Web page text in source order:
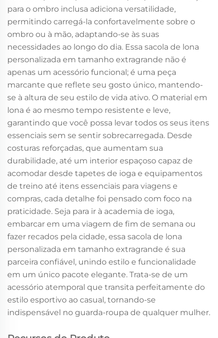
para o ombro inclusa adiciona versatilidade,
permitindo carregá-la confortavelmente sobre o
ombro ou à mão, adaptando-se às suas
necessidades ao longo do dia. Essa sacola de lona
personalizada em tamanho extragrande não é
apenas um acessório funcional; é uma peça
marcante que reflete seu gosto único, mantendo-
se à altura de seu estilo de vida ativo. O material em
lona é ao mesmo tempo resistente e leve,
garantindo que você possa levar todos os seus itens
essenciais sem se sentir sobrecarregada. Desde
costuras reforçadas, que aumentam sua
durabilidade, até um interior espaçoso capaz de
acomodar desde tapetes de ioga e equipamentos
de treino até itens essenciais para viagens e
compras, cada detalhe foi pensado com foco na
praticidade. Seja para ir à academia de ioga,
embarcar em uma viagem de fim de semana ou
fazer recados pela cidade, essa sacola de lona
personalizada em tamanho extragrande é sua
parceira confiável, unindo estilo e funcionalidade
em um único pacote elegante. Trata-se de um
acessório atemporal que transita perfeitamente do
estilo esportivo ao casual, tornando-se
indispensável no guarda-roupa de qualquer mulher.